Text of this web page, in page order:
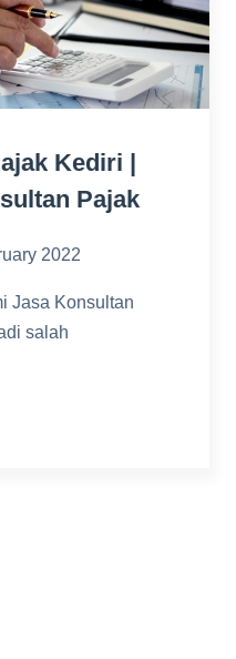
Kediri |
Pajak
2022
Jasa Konsultan
salah